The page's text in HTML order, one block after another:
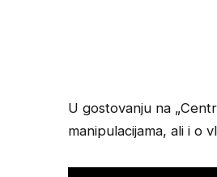
U gostovanju na
manipulacijama, ali i o